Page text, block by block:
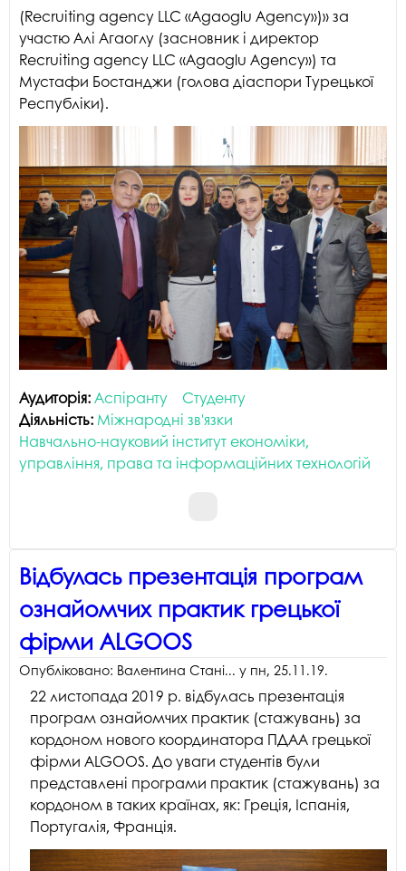
(Recruiting agency LLC «Agaoglu Agency»)» за
участю Алі Агаоглу (засновник і директор
Recruiting agency LLC «Agaoglu Agency») та
Мустафи Бостанджи (голова діаспори Турецької
Республіки).
Аудиторія:Аспіранту
Студенту
Діяльність: Міжнародні зв'язки
Навчально-науковий інститут економіки,
управління, права та інформаційних технологій
Відбулась презентація програм
ознайомчих практик грецької
фірми ALGOOS
Опубліковано: Валентина Стані... у пн, 25.11.19.
22 листопада 2019 р. відбулась презентація
програм ознайомчих практик (стажувань) за
кордоном нового координатора ПДАА грецької
фірми ALGOOS. До уваги студентів були
представлені програми практик (стажувань) за
кордоном в таких країнах, як: Греція, Іспанія,
Португалія, Франція.